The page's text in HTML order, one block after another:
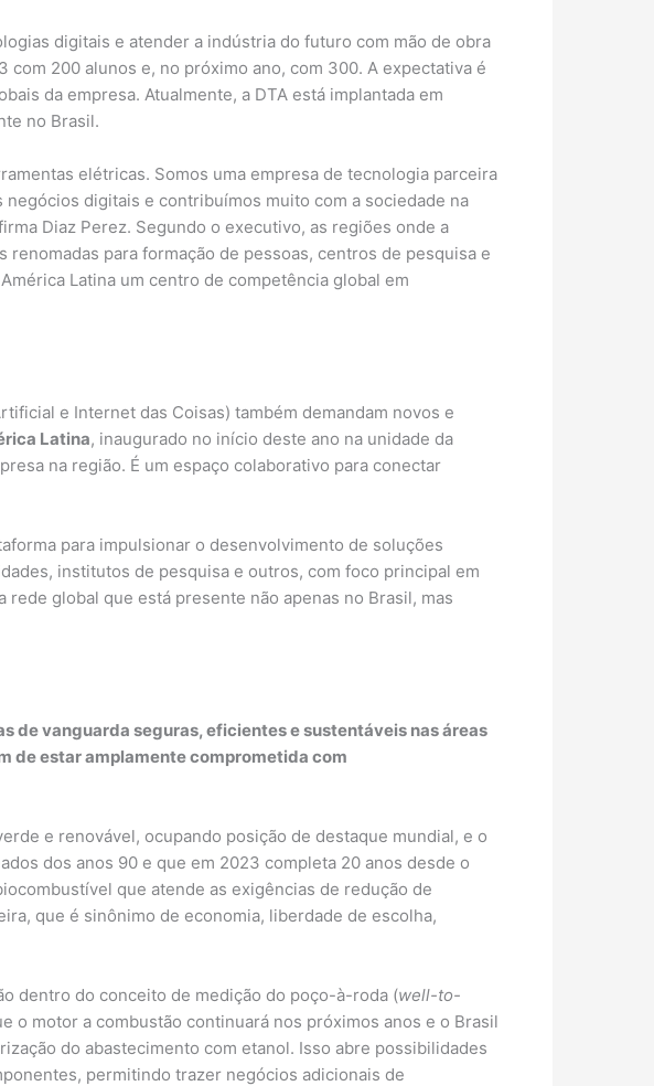
digitais e atender a indústria do futuro com mão de obra
200 alunos e, no próximo ano, com 300. A expectativa é
da empresa. Atualmente, a DTA está implantada em
no Brasil.
elétricas. Somos uma empresa de tecnologia parceira
digitais e contribuímos muito com a sociedade na
Diaz Perez. Segundo o executivo, as regiões onde a
para formação de pessoas, centros de pesquisa e
Latina um centro de competência global em
e Internet das Coisas) também demandam novos e
Latina, inaugurado no início deste ano na unidade da
na região. É um espaço colaborativo para conectar
para impulsionar o desenvolvimento de soluções
institutos de pesquisa e outros, com foco principal em
rede global que está presente não apenas no Brasil, mas
de vanguarda seguras, eficientes e sustentáveis nas áreas
de estar amplamente comprometida com
e renovável, ocupando posição de destaque mundial, e o
dos anos 90 e que em 2023 completa 20 anos desde o
que atende as exigências de redução de
que é sinônimo de economia, liberdade de escolha,
dentro do conceito de medição do poço-à-roda (well-to-
o motor a combustão continuará nos próximos anos e o Brasil
do abastecimento com etanol. Isso abre possibilidades
permitindo trazer negócios adicionais de